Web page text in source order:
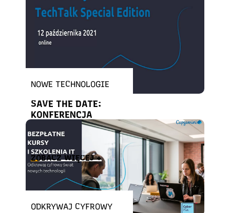
NOWE TECHNOLOGIE
SAVE THE DATE:
KONFERENCJA
TECHTALK SPECIAL
EDITION IV
ZOBACZ WIĘCEJ +
ODKRYWAJ CYFROWY